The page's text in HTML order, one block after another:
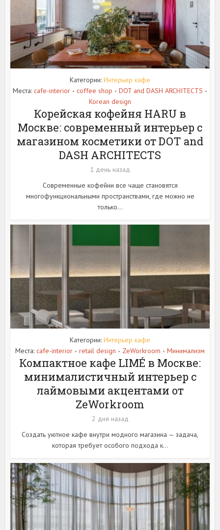
Категории: Интерьер кафе
Места: cafe-interior • coffee shop • DOT and DASH ARCHITECTS •
Korean design
Корейская кофейня HARU в
Москве: современный интерьер с
магазином косметики от DOT and
DASH ARCHITECTS
1 день назад
Современные кофейни все чаще становятся
многофункциональными пространствами, где можно не
только...
Категории: Интерьер кафе
Места: cafe-interior • retail design • ZeWorkroom • Минимализм
Компактное кафе LIMÉ в Москве:
минималистичный интерьер с
лаймовыми акцентами от
ZeWorkroom
2 дня назад
Создать уютное кафе внутри модного магазина — задача,
которая требует особого подхода к...